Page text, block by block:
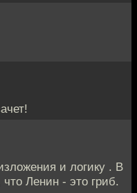
и логику . В
что Ленин - это гриб.